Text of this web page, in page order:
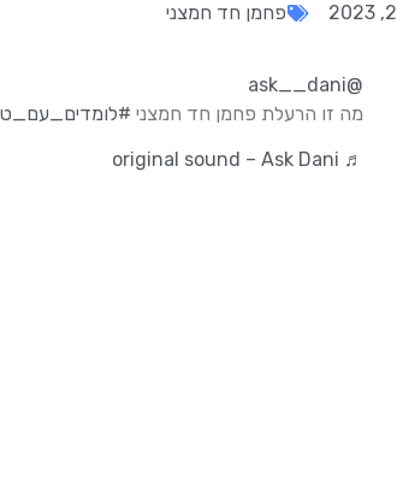
פחמן חד חמצני
@ask__dani
מה זו הרעלת פחמן חד חמצני
♬ original sound – Ask Dani